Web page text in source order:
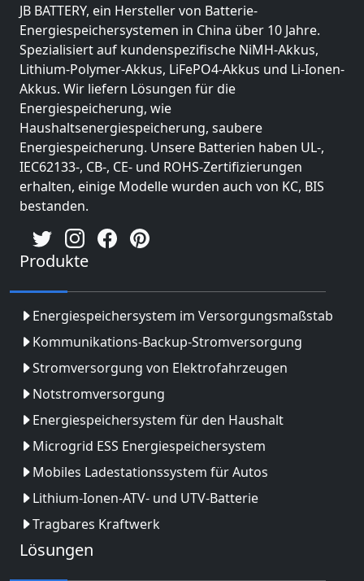
JB BATTERY, ein Hersteller von Batterie-
Energiespeichersystemen in China über 10 Jahre.
Spezialisiert auf kundenspezifische NiMH-Akkus,
Lithium-Polymer-Akkus, LiFePO4-Akkus und Li-Ionen-
Akkus. Wir liefern Lösungen für die
Energiespeicherung, wie
Haushaltsenergiespeicherung, saubere
Energiespeicherung. Unsere Batterien haben UL-,
IEC62133-, CB-, CE- und ROHS-Zertifizierungen
erhalten, einige Modelle wurden auch von KC, BIS
bestanden.
Produkte
Energiespeichersystem im Versorgungsmaßstab
Kommunikations-Backup-Stromversorgung
Stromversorgung von Elektrofahrzeugen
Notstromversorgung
Energiespeichersystem für den Haushalt
Microgrid ESS Energiespeichersystem
Mobiles Ladestationssystem für Autos
Lithium-Ionen-ATV- und UTV-Batterie
Tragbares Kraftwerk
Lösungen